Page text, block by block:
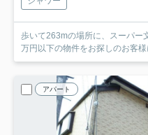
歩いて263mの場所に、スーパー
万円以下の物件をお探しのお客
アパート